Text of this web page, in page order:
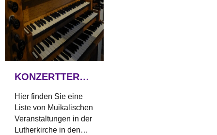
KONZERTTERMINE
Hier finden Sie eine
Liste von Muikalischen
Veranstaltungen in der
Lutherkirche in den